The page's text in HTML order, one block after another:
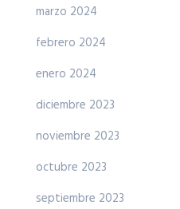
marzo 2024
febrero 2024
enero 2024
diciembre 2023
noviembre 2023
octubre 2023
septiembre 2023